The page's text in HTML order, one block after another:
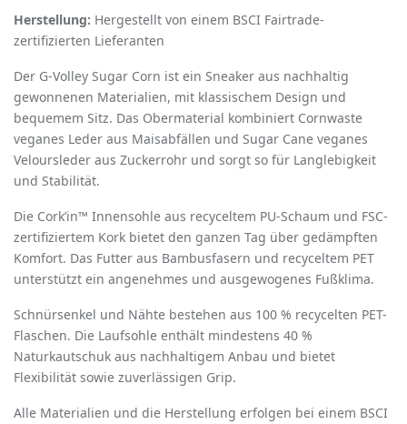
Herstellung: Hergestellt von einem BSCI Fairtrade-
zertifizierten Lieferanten
Der G-Volley Sugar Corn ist ein Sneaker aus nachhaltig
gewonnenen Materialien, mit klassischem Design und
bequemem Sitz. Das Obermaterial kombiniert Cornwaste
veganes Leder aus Maisabfällen und Sugar Cane veganes
Veloursleder aus Zuckerrohr und sorgt so für Langlebigkeit
und Stabilität.
Die Cork’in™ Innensohle aus recyceltem PU-Schaum und FSC-
zertifiziertem Kork bietet den ganzen Tag über gedämpften
Komfort. Das Futter aus Bambusfasern und recyceltem PET
unterstützt ein angenehmes und ausgewogenes Fußklima.
Schnürsenkel und Nähte bestehen aus 100 % recycelten PET-
Flaschen. Die Laufsohle enthält mindestens 40 %
Naturkautschuk aus nachhaltigem Anbau und bietet
Flexibilität sowie zuverlässigen Grip.
Alle Materialien und die Herstellung erfolgen bei einem BSCI